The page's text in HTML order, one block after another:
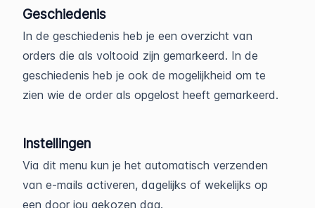
Geschiedenis
In de geschiedenis heb je een overzicht van
orders die als voltooid zijn gemarkeerd. In de
geschiedenis heb je ook de mogelijkheid om te
zien wie de order als opgelost heeft gemarkeerd.
Instellingen
Via dit menu kun je het automatisch verzenden
van e-mails activeren, dagelijks of wekelijks op
een door jou gekozen dag.